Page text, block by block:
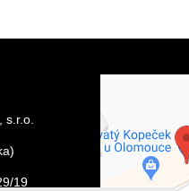
s.r.o.
19
Přejete si